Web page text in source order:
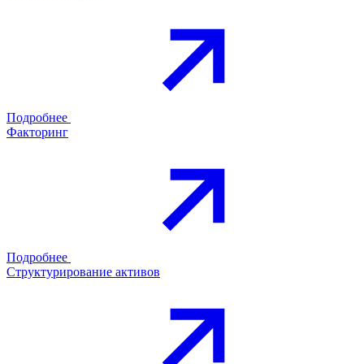
Подробнее
Факторинг
Подробнее
Структурирование активов